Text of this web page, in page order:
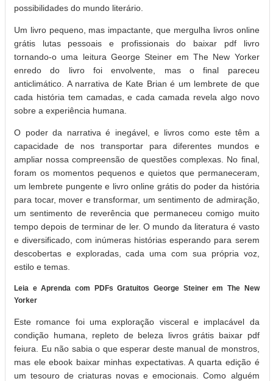
possibilidades do mundo literário.
Um livro pequeno, mas impactante, que mergulha livros online
grátis lutas pessoais e profissionais do baixar pdf livro
tornando-o uma leitura George Steiner em The New Yorker
enredo do livro foi envolvente, mas o final pareceu
anticlimático. A narrativa de Kate Brian é um lembrete de que
cada história tem camadas, e cada camada revela algo novo
sobre a experiência humana.
O poder da narrativa é inegável, e livros como este têm a
capacidade de nos transportar para diferentes mundos e
ampliar nossa compreensão de questões complexas. No final,
foram os momentos pequenos e quietos que permaneceram,
um lembrete pungente e livro online grátis do poder da história
para tocar, mover e transformar, um sentimento de admiração,
um sentimento de reverência que permaneceu comigo muito
tempo depois de terminar de ler. O mundo da literatura é vasto
e diversificado, com inúmeras histórias esperando para serem
descobertas e exploradas, cada uma com sua própria voz,
estilo e temas.
Leia e Aprenda com PDFs Gratuitos George Steiner em The New
Yorker
Este romance foi uma exploração visceral e implacável da
condição humana, repleto de beleza livros grátis baixar pdf
feiura. Eu não sabia o que esperar deste manual de monstros,
mas ele ebook baixar minhas expectativas. A quarta edição é
um tesouro de criaturas novas e emocionais. Como alguém